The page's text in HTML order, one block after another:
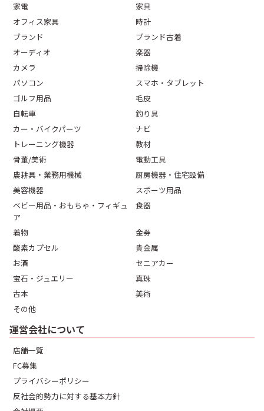
家電
家具
オフィス家具
時計
ブランド
ブランド古着
オーディオ
楽器
カメラ
掃除機
パソコン
スマホ・タブレット
ゴルフ用品
毛皮
自転車
釣り具
カー・バイクパーツ
ナビ
トレーニング機器
教材
骨董/美術
電動工具
農耕具・業務用機械
厨房機器・住宅設備
美容機器
スポーツ用品
ベビー用品・おもちゃ・フィギュ
ア
食器
着物
金券
酸素カプセル
貴金属
お酒
セニアカー
宝石・ジュエリー
真珠
古本
美術
その他
運営会社について
店舗一覧
FC募集
プライバシーポリシー
反社会的勢力に対する基本方針